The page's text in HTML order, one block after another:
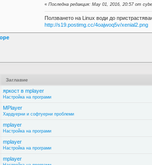
«Последна редакция: May 01, 2016, 20:57 от
Ползването на Linux води до
http://s19.postimg.cc/4oajwoq5v/xenial2.png
Заглавие
яркост в mplayer
Настройка на програми
MPlayer
Хардуерни и софтуерни проблеми
mplayer
Настройка на програми
mplayer
Настройка на програми
mplayer